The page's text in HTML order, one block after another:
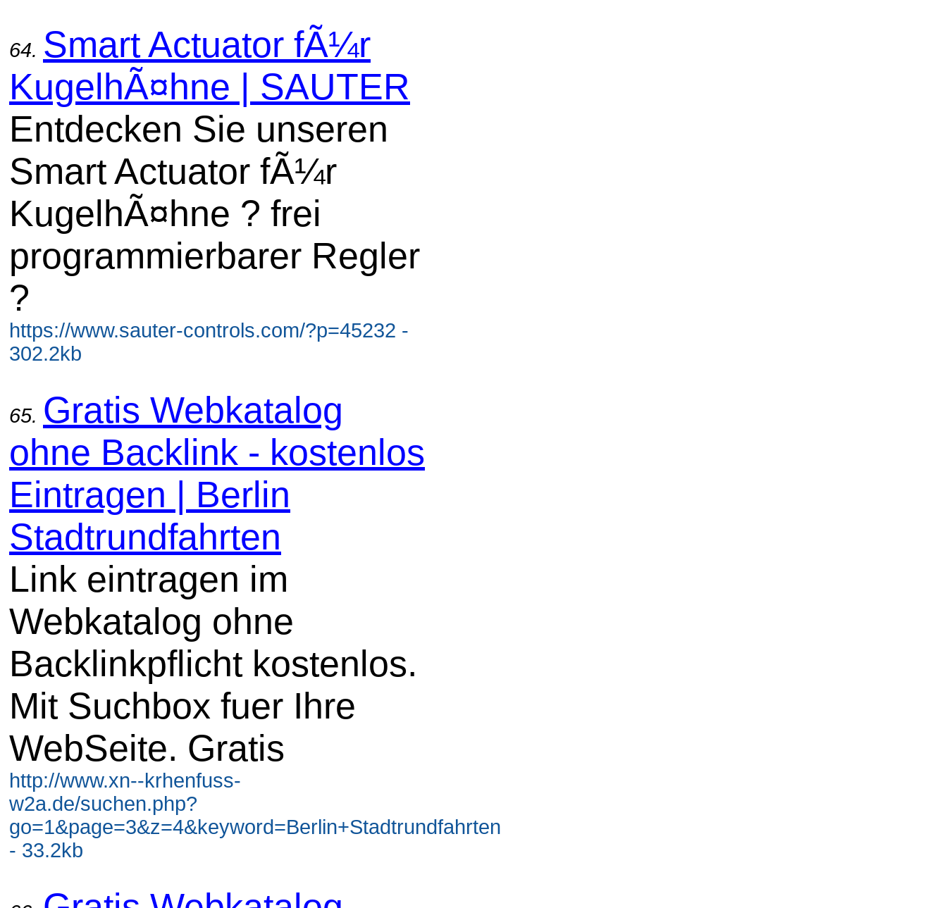
64. Smart Actuator fÃ¼r
KugelhÃ¤hne | SAUTER
Entdecken Sie unseren
Smart Actuator fÃ¼r
KugelhÃ¤hne ? frei
programmierbarer Regler
?
https://www.sauter-controls.com/?p=45232 -
302.2kb
65. Gratis Webkatalog
ohne Backlink - kostenlos
Eintragen | Berlin
Stadtrundfahrten
Link eintragen im
Webkatalog ohne
Backlinkpflicht kostenlos.
Mit Suchbox fuer Ihre
WebSeite. Gratis
http://www.xn--krhenfuss-
w2a.de/suchen.php?
go=1&page=3&z=4&keyword=Berlin+Stadtrundfahrten
- 33.2kb